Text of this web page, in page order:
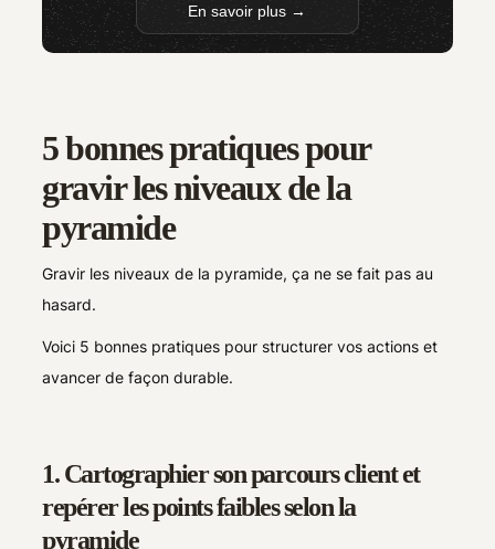
En savoir plus →
5 bonnes pratiques pour
gravir les niveaux de la
pyramide
Gravir les niveaux de la pyramide, ça ne se fait pas au
hasard.
Voici 5 bonnes pratiques pour structurer vos actions et
avancer de façon durable.
1. Cartographier son parcours client et
repérer les points faibles selon la
pyramide